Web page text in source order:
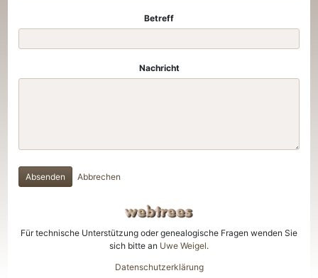
Betreff
Nachricht
Absenden Abbrechen
Für technische Unterstützung oder genealogische Fragen wenden Sie
sich bitte an Uwe Weigel.
Datenschutzerklärung